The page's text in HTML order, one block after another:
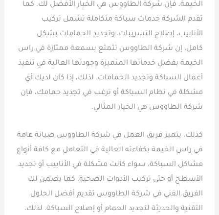
الخيمة، فإن شركة الطاووس هي الخيار الأفضل لك. كما
تقدم الشركة خدمات سباكة متكاملة تشمل تركيب
الأنابيب، إصلاح التسريبات، وتجديد الحمامات بشكل
كامل. إن شركة الطاووس تتمتع بسمعة ممتازة في راس
الخيمة بفضل خدماتها المتميزة وجودتها العالية في تنفيذ
أعمال السباكة وتجديد الحمامات. لذلك، إذا كان لديك أي
مشكلة في نظام السباكة أو ترغب في تجديد حمامك، فإن
شركة الطاووس هي الخيار المثالي.
كذلك، يتميز فريق العمل في شركة الطاووس صيانة عامة
في راس الخيمة بكفاءته العالية في التعامل مع كافة أنواع
مشاكل السباكة، سواء كانت مشكلة في الأنابيب أو تجديد
الأسطح أو حتى تركيب الأدوات الصحية. كما يضمن لك
الفريق الفني في شركة الطاووس تقديم أفضل الحلول
التقنية والحديثة لتجديد الحمام أو إصلاح السباكة. لذلك،